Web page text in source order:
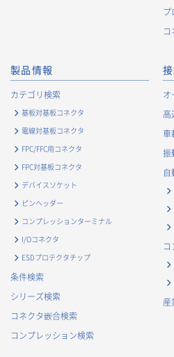
お客様に対する当社製品のご
お客様に対するキャンペーン
等、お客様へのサービス向上
・
お客様の情報管理のため
・
お客様との取引の進捗状況を管
・
お客様に対してアンケートを実
・
お客様からのお問合せに対し
・
マーケティング調査及び分析の
お取引先および業務上関係する他
る個人情報
・
お問い合わせ対応、商談、打
・
契約の履行または事業上必要
・
当社事業および取引に関する
・
官公庁・各種業界団体等への
プ
製品情報
カテゴリ検索
基板対基板コネクタ
電線対基板コネクタ
FPC/FFC用コネクタ
FPC対基板コネクタ
デバイスソケット
ピンヘッダー
コンプレッションターミナル
I/Oコネクタ
ESDプロテクタチップ
条件検索
シリーズ検索
コネクタ嵌合検索
コンプレッション検索
オ
高
車
振
産